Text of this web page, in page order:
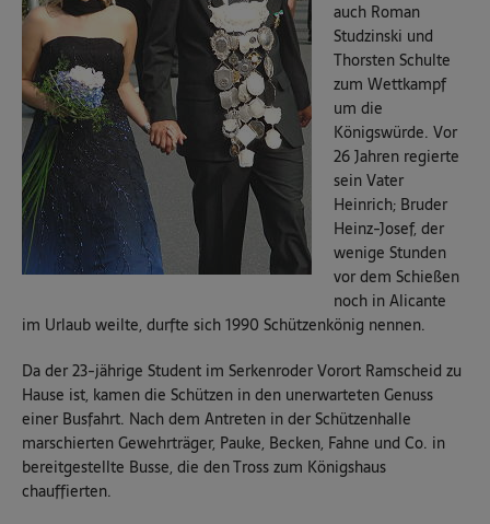
auch Roman
Studzinski und
Thorsten Schulte
zum Wettkampf
um die
Königswürde. Vor
26 Jahren regierte
sein Vater
Heinrich; Bruder
Heinz-Josef, der
wenige Stunden
vor dem Schießen
noch in Alicante
im Urlaub weilte, durfte sich 1990 Schützenkönig nennen.
Da der 23-jährige Student im Serkenroder Vorort Ramscheid zu
Hause ist, kamen die Schützen in den unerwarteten Genuss
einer Busfahrt. Nach dem Antreten in der Schützenhalle
marschierten Gewehrträger, Pauke, Becken, Fahne und Co. in
bereitgestellte Busse, die den Tross zum Königshaus
chauffierten.